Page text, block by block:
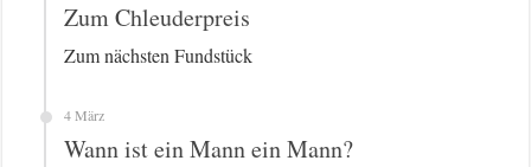
Zum Chleuderpreis
Zum nächsten Fundstück
4 März
Wann ist ein Mann ein Mann?